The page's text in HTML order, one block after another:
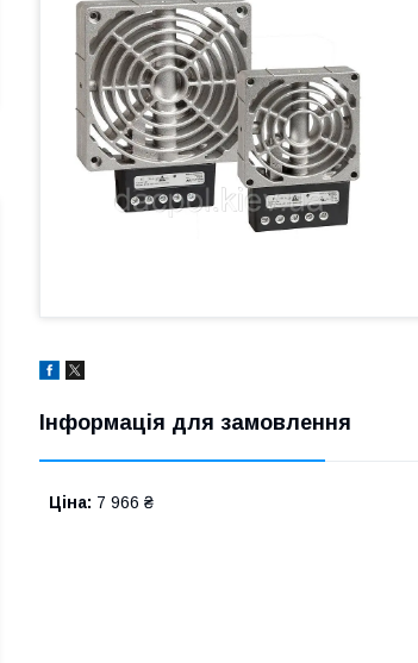
Інформація для замовлення
Ціна: 7 966 ₴